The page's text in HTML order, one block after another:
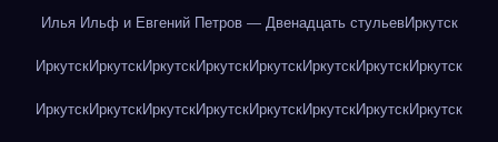
Илья Ильф и Евгений Петров — Двенадцать стульевИркутск
ИркутскИркутскИркутскИркутскИркутскИркутскИркутскИркутск
ИркутскИркутскИркутскИркутскИркутскИркутскИркутскИркутск